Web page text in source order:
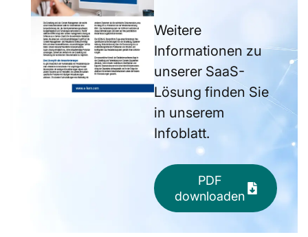
Weitere
Informationen zu
unserer SaaS-
Lösung finden Sie
in unserem
Infoblatt.
PDF
downloaden